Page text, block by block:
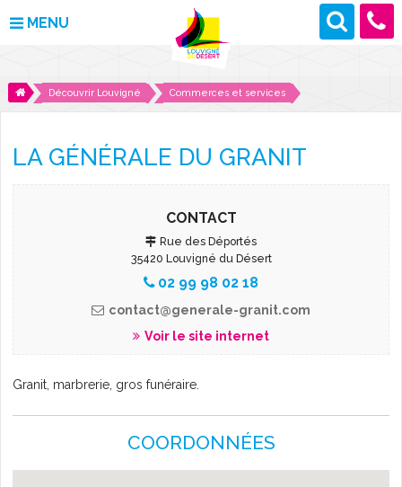
MENU
MAIRIE
DÉCOUVRIR LOUVIGNÉ
ENFANCE ET JEUNESSE
DES PROJETS POUR DEMAIN
ACTUALITÉS
Découvrir Louvigné Commerces et services
LA GÉNÉRALE DU GRANIT
CONTACT
Rue des Déportés
35420 Louvigné du Désert
02 99 98 02 18
contact@generale-granit.com
Voir le site internet
Granit, marbrerie, gros funéraire.
COORDONNÉES